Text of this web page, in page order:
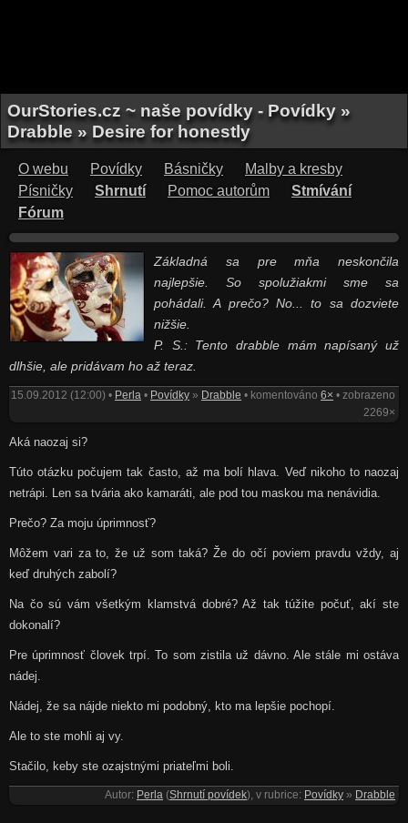
OurStories.cz ~ naše povídky - Povídky »
Drabble » Desire for honestly
O webu Povídky Básničky
Malby a kresby
Písničky
Shrnutí Pomoc autorům
Stmívání
Fórum
Základná sa pre mňa neskončila
najlepšie. So spolužiakmi sme sa
pohádali. A prečo? No... to sa dozviete
nižšie.
P. S.: Tento drabble mám napísaný už
dlhšie, ale pridávam ho až teraz.
15.09.2012 (12:00) • Perla • Povídky » Drabble • komentováno6× • zobrazeno
2269×
Aká naozaj si?
Túto otázku počujem tak často, až ma bolí hlava. Veď nikoho to naozaj
netrápi. Len sa tvária ako kamaráti, ale pod tou maskou ma nenávidia.
Prečo? Za moju úprimnosť?
Môžem vari za to, že už som taká? Že do očí poviem pravdu vždy, aj
keď druhých zabolí?
Na čo sú vám všetkým klamstvá dobré? Až tak túžite počuť, akí ste
dokonalí?
Pre úprimnosť človek trpí. To som zistila už dávno. Ale stále mi ostáva
nádej.
Nádej, že sa nájde niekto mi podobný, kto ma lepšie pochopí.
Ale to ste mohli aj vy.
Stačilo, keby ste ozajstnými priateľmi boli.
Autor: Perla (Shrnutí povídek), v rubrice: Povídky » Drabble